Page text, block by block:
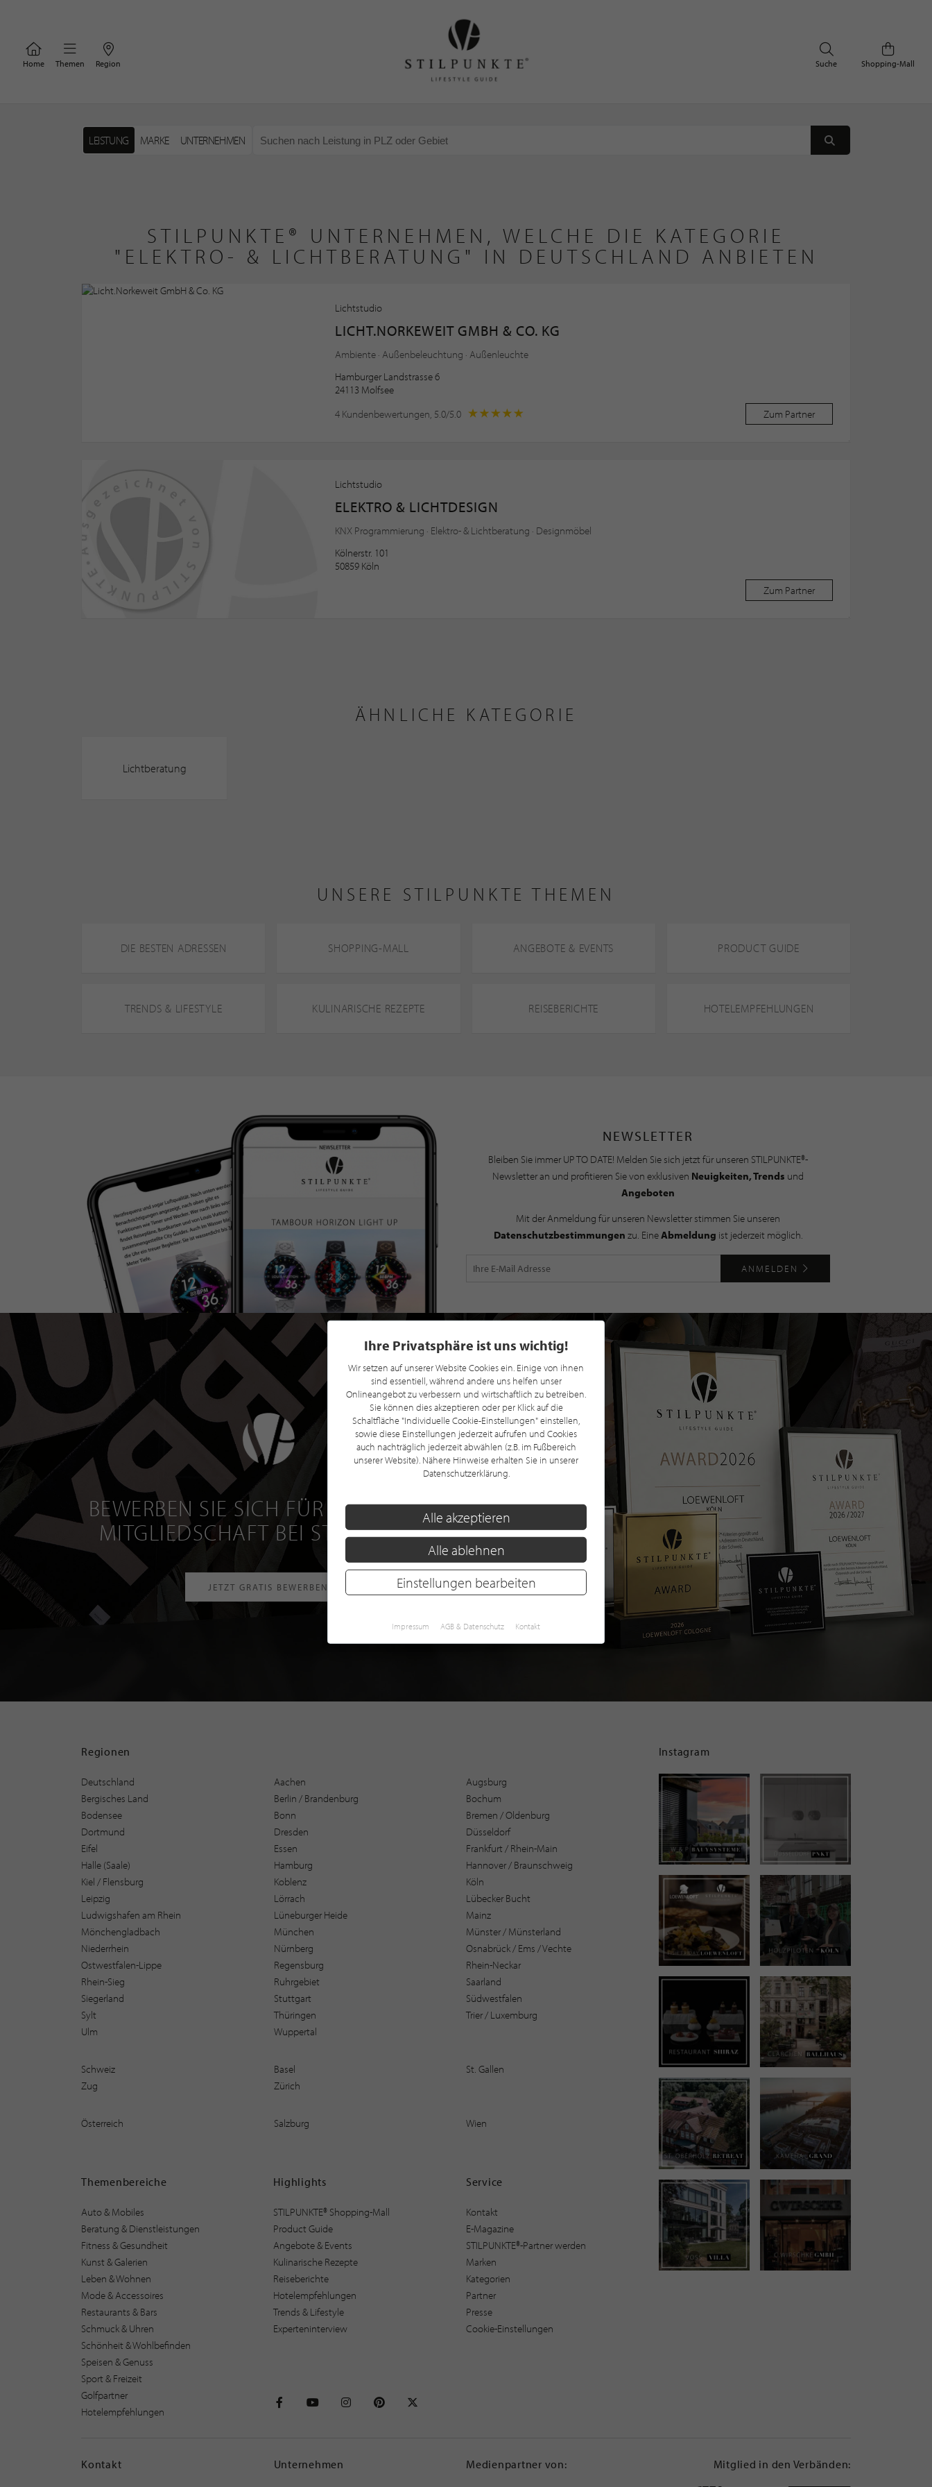
Home Themen Region Shopping-Mall
Suche
LEISTUNG MARKE UNTERNEHMEN
STILPUNKTE® UNTERNEHMEN, WELCHE DIE KATEGORIE
"ELEKTRO- & LICHTBERATUNG" IN DEUTSCHLAND ANBIETEN
Lichtstudio
LICHT.NORKEWEIT GMBH & CO. KG
Ambiente · Außenbeleuchtung · Außenleuchte
Hamburger Landstrasse 6
24113 Molfsee
4 Kundenbewertungen, 5.0/5.0
Zum Partner
Lichtstudio
ELEKTRO & LICHTDESIGN
KNX Programmierung · Elektro- & Lichtberatung · Designmöbel
Kölnerstr. 101
50859 Köln
Zum Partner
ÄHNLICHE KATEGORIE
Lichtberatung
UNSERE STILPUNKTE THEMEN
DIE BESTEN ADRESSEN SHOPPING-MALL ANGEBOTE & EVENTS PRODUCT GUIDE
TRENDS & LIFESTYLE KULINARISCHE REZEPTE REISEBERICHTE HOTELEMPFEHLUNGEN
NEWSLETTER
Bleiben Sie immer UP TO DATE! Melden Sie sich jetzt für unseren STILPUNKTE®-
Newsletter an und profitieren Sie von exklusiven Neuigkeiten, Trends und
Angeboten
Mit der Anmeldung für unseren Newsletter stimmen Sie unseren
Datenschutzbestimmungen zu. EineAbmeldung ist jederzeit möglich.
ANMELDEN
BEWERBEN SIE SICH FÜR EINE GRATIS
MITGLIEDSCHAFT BEI STILPUNKTE®
JETZT GRATIS BEWERBEN
Regionen
Deutschland Aachen
Augsburg
Bergisches Land
Berlin / Brandenburg
Bochum
Bodensee
Bonn
Bremen / Oldenburg
Dortmund
Dresden
Düsseldorf
Eifel
Essen
Frankfurt / Rhein-Main
Halle (Saale)
Hamburg
Hannover / Braunschweig
Kiel / Flensburg
Koblenz
Köln
Leipzig
Lörrach
Lübecker Bucht
Ludwigshafen am Rhein
Lüneburger Heide
Mainz
Mönchengladbach
München
Münster / Münsterland
Niederrhein
Nürnberg
Osnabrück / Ems / Vechte
Ostwestfalen-Lippe
Regensburg
Rhein-Neckar
Rhein-Sieg
Ruhrgebiet
Saarland
Siegerland
Stuttgart
Südwestfalen
Sylt
Thüringen
Trier / Luxemburg
Ulm
Wuppertal
Schweiz Basel
St. Gallen
Zug
Zürich
Österreich Salzburg Wien
Themenbereiche
Auto & Mobiles
Beratung & Dienstleistungen
Fitness & Gesundheit
Kunst & Galerien
Leben & Wohnen
Mode & Accessoires
Restaurants & Bars
Schmuck & Uhren
Schönheit & Wohlbefinden
Speisen & Genuss
Sport & Freizeit
Golfpartner
Hotelempfehlungen
Highlights
STILPUNKTE® Shopping-Mall
Product Guide
Angebote & Events
Kulinarische Rezepte
Reiseberichte
Hotelempfehlungen
Trends & Lifestyle
Experteninterview
Service
Kontakt
E-Magazine
STILPUNKTE®-Partner werden
Marken
Kategorien
Partner
Presse
Cookie-Einstellungen
Instagram
Kontakt Unternehmen Medienpartner von: Mitglied in den Verbänden:
Ihre Privatsphäre ist uns wichtig!
Wir setzen auf unserer Website Cookies ein. Einige von ihnen
sind essentiell, während andere uns helfen unser
Onlineangebot zu verbessern und wirtschaftlich zu betreiben.
Sie können dies akzeptieren oder per Klick auf die
Schaltfläche "Individuelle Cookie-Einstellungen" einstellen,
sowie diese Einstellungen jederzeit aufrufen und Cookies
auch nachträglich jederzeit abwählen (z.B. im Fußbereich
unserer Website). Nähere Hinweise erhalten Sie in unserer
Datenschutzerklärung.
Alle akzeptieren
Alle ablehnen
Einstellungen bearbeiten
Impressum AGB & Datenschutz Kontakt